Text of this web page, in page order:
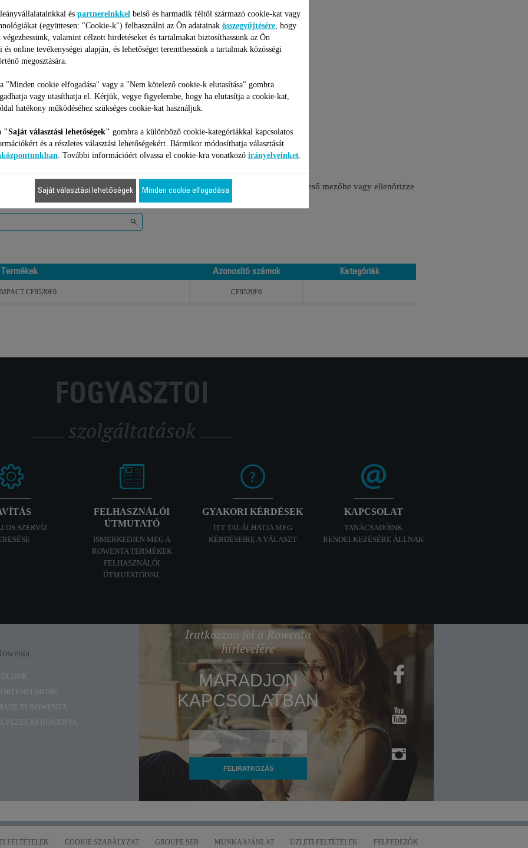
1 Termékekhez
az Ön készülékével, kérjük gépelje be a termék azonosító számát a kereső mezőbe vagy ellenőrizze
Termékek Azonosító számok
Kategóriák
CF9520F0 CF9520F0
FOGYASZTÓI
szolgáltatások
SZERVÍZ
FELHASZNÁLÓI
ÚTMUTATÓ
ISMERKEDJEN MEG A
ROWENTA TERMÉKEK
FELHASZNÁLÓI
ÚTMUTATÓIVAL
GYAKORI KÉRDÉSEK
ITT TALÁLHATJA MEG
KÉRDÉSEIRE A VÁLASZT
KAPCSOLAT
TANÁCSADÓINK
RENDELKEZÉSÉRE ÁLLNAK
IN ROWENTA
KI ROWENTA
Iratkozzon fel a Rowenta
hírlevelére
MARADJON
KAPCSOLATBAN
FELTÉTELEK COOKIE SZABÁLYZAT GROUPE SEB MUNKAAJÁNLAT ÜZLETI FELTÉTELEK FELFEDEZŐK
és partnereinkkel belső és harmadik féltől származó cookie-kat vagy
(együttesen: "Cookie-k") felhasználni az Ön adatainak összegyűjtésére , hogy
végezhessünk, valamint célzott hirdetéseket és tartalmakat biztosíthassunk az Ön
és online tevékenységei alapján, és lehetőséget teremthessünk a tartalmak közösségi
megosztására.
"Minden cookie elfogadása" vagy a "Nem kötelező cookie-k elutasítása" gombra
vagy utasíthatja el. Kérjük, vegye figyelembe, hogy ha elutasítja a cookie-kat,
hatékony működéséhez szükséges cookie-kat használjuk.
"Saját választási lehetőségek" gombra a különböző cookie-kategóriákkal kapcsolatos
és a részletes választási lehetőségekért. Bármikor módosíthatja választását
. További információért olvassa el cookie-kra vonatkozó irányelveinket
Saját választási lehetőségek Minden cookie elfogadása